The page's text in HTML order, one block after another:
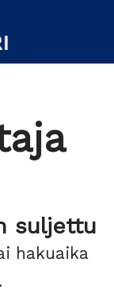
suljettu
hakuaika